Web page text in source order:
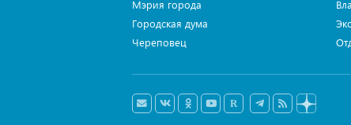
Мэрия города
Городская дума
Череповец